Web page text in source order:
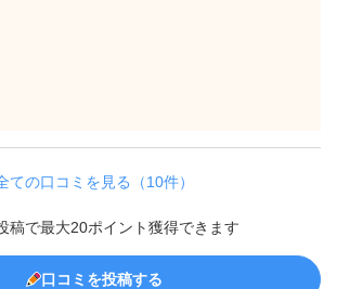
ての口コミを見る（10件）
稿で最大20ポイント獲得できます
口コミを投稿する